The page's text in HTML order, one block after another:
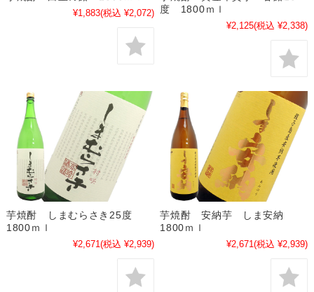
¥1,883(税込 ¥2,072)
度 1800ｍｌ
¥2,125(税込 ¥2,338)
芋焼酎 しまむらさき25度
1800ｍｌ
¥2,671 (税込 ¥2,939)
芋焼酎 安納芋 しま安納
1800ｍｌ
¥2,671(税込 ¥2,939)